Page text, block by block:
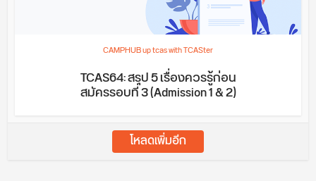
CAMPHUB up tcas with TCASter
TCAS64: สรุป 5 เรื่องควรรู้ก่อน
สมัครรอบที่ 3 (Admission 1 & 2)
โหลดเพิ่มอีก